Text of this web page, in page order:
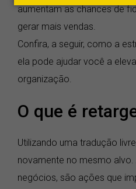
aumentam as chances de
gerar mais vendas.
Confira, a seguir, como a
ela pode ajudar você a
organização.
O que é
Utilizando uma tradução
novamente no mesmo
negócios, são ações que